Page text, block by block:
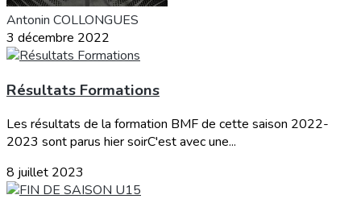
Antonin COLLONGUES
3 décembre 2022
Résultats Formations
Les résultats de la formation BMF de cette saison 2022-
2023 sont parus hier soirC'est avec une...
8 juillet 2023